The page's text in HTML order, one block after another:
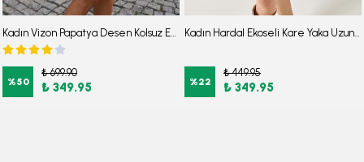
%50
₺ 699.90
₺ 349.95 %22
₺ 449.95
₺ 349.95